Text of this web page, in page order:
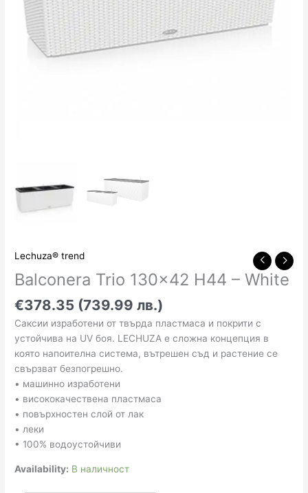
Lechuza® trend
Balconera Trio 130×42 H44 – White
€378.35 (739.99 лв.)
Саксии изработени от твърда пластмаса и покрити с
устойчива на UV боя. LECHUZA е сложна концепция в
която напоителна система, вътрешен съд и растение се
свързват безпогрешно.
• машинно изработени
• висококачествена пластмаса
• повърхностен слой от лак
• леки
• 100% водоустойчиви
Availability: В наличност